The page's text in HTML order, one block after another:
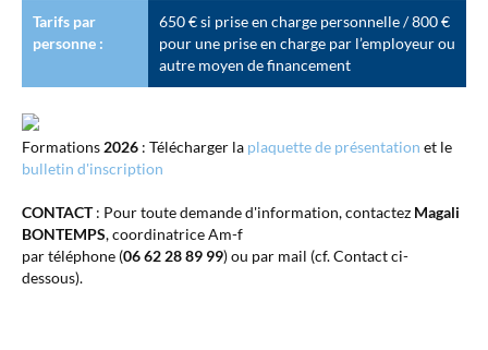
Tarifs par
personne :
650 € si prise en charge personnelle / 800 €
pour une prise en charge par l’employeur ou
autre moyen de financement
Formations 2026 : Télécharger la plaquette de présentation et le
bulletin d'inscription
CONTACT: Pour toute demande d'information, contactez Magali
BONTEMPS, coordinatrice Am-f
par téléphone (06 62 28 89 99) ou par mail (cf. Contact ci-
dessous).